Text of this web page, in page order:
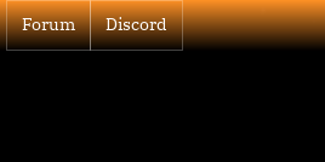
Forum Discord